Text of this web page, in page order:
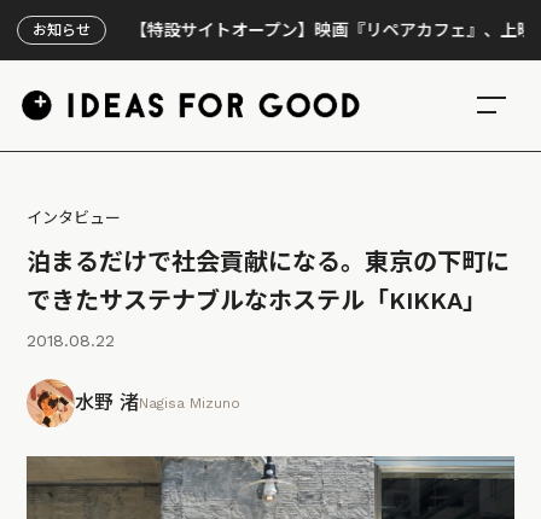
お知らせ
特設サイトオープン】映画『リペアカフェ』、上映300回の先で見え
インタビュー
泊まるだけで社会貢献になる。東京の下町に
できたサステナブルなホステル「KIKKA」
2018.08.22
水野 渚Nagisa Mizuno